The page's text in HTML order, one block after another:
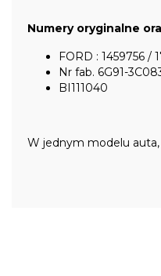
Numery oryginalne
FORD : 1459756 /
Nr fab. 6G91-
BI111040
W jednym modelu